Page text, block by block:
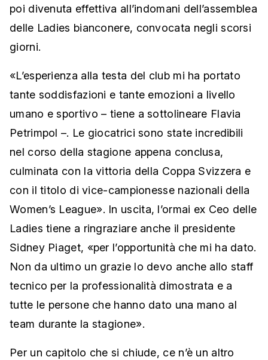
poi divenuta effettiva all’indomani dell’assemblea
delle Ladies bianconere, convocata negli scorsi
giorni.
«L’esperienza alla testa del club mi ha portato
tante soddisfazioni e tante emozioni a livello
umano e sportivo – tiene a sottolineare Flavia
Petrimpol –. Le giocatrici sono state incredibili
nel corso della stagione appena conclusa,
culminata con la vittoria della Coppa Svizzera e
con il titolo di vice-campionesse nazionali della
Women’s League». In uscita, l’ormai ex Ceo delle
Ladies tiene a ringraziare anche il presidente
Sidney Piaget, «per l’opportunità che mi ha dato.
Non da ultimo un grazie lo devo anche allo staff
tecnico per la professionalità dimostrata e a
tutte le persone che hanno dato una mano al
team durante la stagione».
Per un capitolo che si chiude, ce n’è un altro